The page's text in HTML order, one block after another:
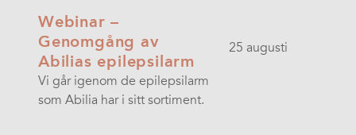
Webinar –
Genomgång av
Abilias epilepsilarm
Vi går igenom de epilepsilarm
som Abilia har i sitt sortiment.
25 augusti